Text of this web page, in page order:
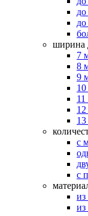
ширина
7
8
9
с
с
из
из